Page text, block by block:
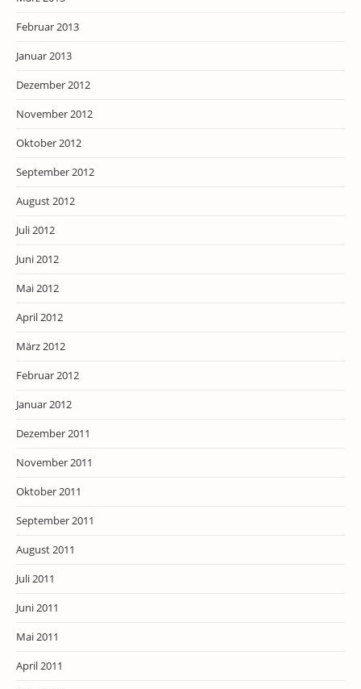
Februar 2013
Januar 2013
Dezember 2012
November 2012
Oktober 2012
September 2012
August 2012
Juli 2012
Juni 2012
Mai 2012
April 2012
März 2012
Februar 2012
Januar 2012
Dezember 2011
November 2011
Oktober 2011
September 2011
August 2011
Juli 2011
Juni 2011
Mai 2011
April 2011